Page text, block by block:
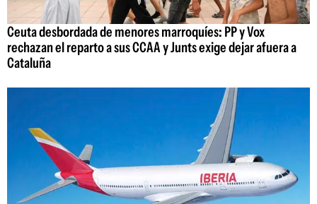
Ceuta desbordada de menores marroquíes: PP y Vox
rechazan el reparto a sus CCAA y Junts exige dejar afuera a
Cataluña